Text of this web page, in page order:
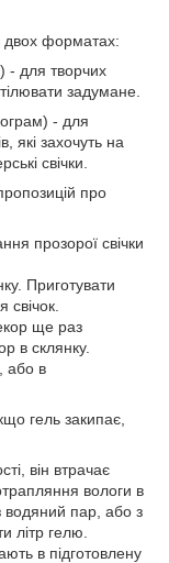
двох форматах:
- для творчих
задумане.
- для
які захочуть на
свічки.
про
прозорої свічки
Приготувати
ще раз
в склянку.
або в
гель закипає,
він втрачає
вологи в
водяний пар, або з
літр гелю.
в підготовлену